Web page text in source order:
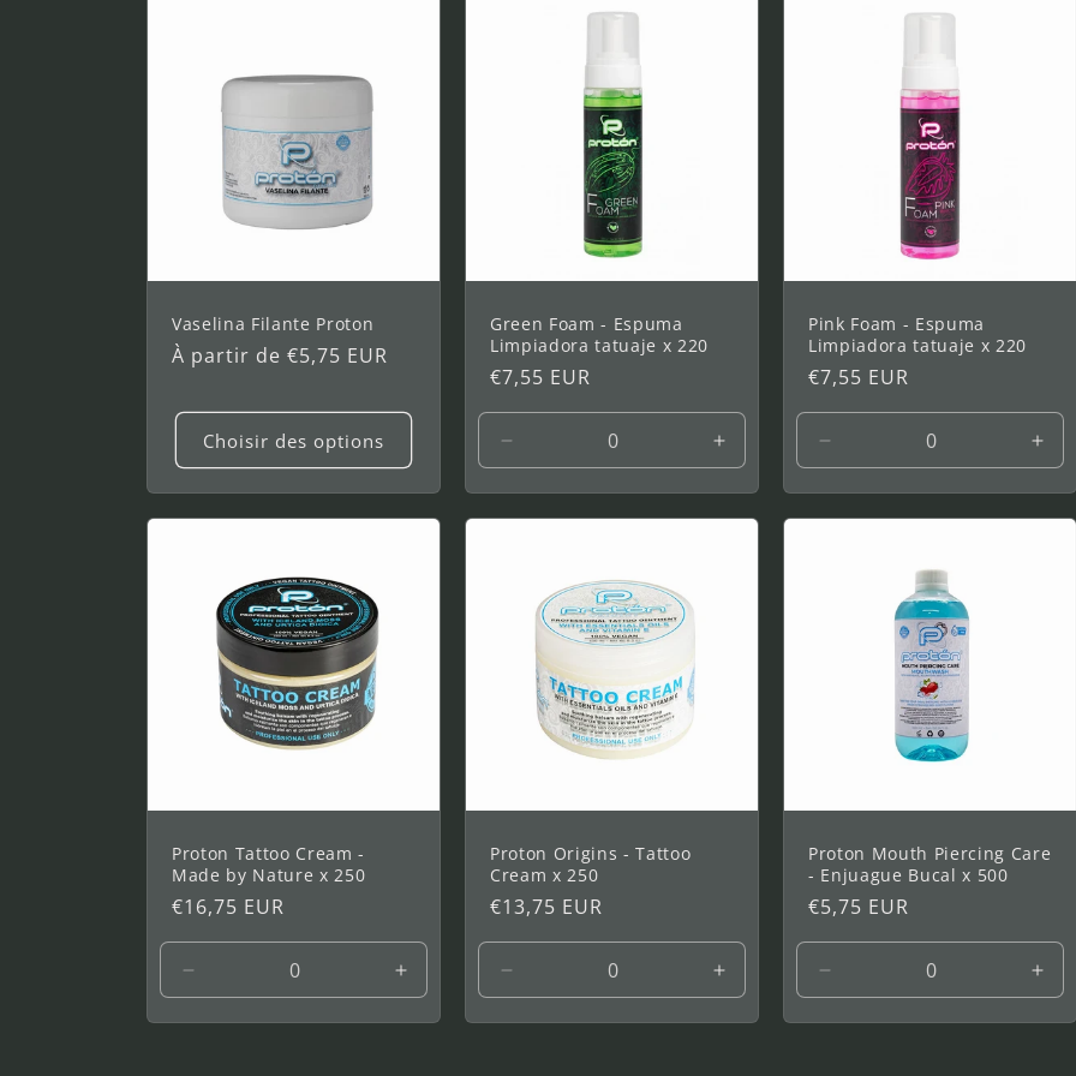
Vaselina Filante Proton
Prix
À partir de €5,75 EUR
Choisir des options
Green Foam - Espuma
Limpiadora tatuaje x 220
Prix
habituel
€7,55 EUR
la
quantité
de
Augmenter
la
quantité
de
Pink Foam - Espuma
Limpiadora tatuaje x 220
Prix
habituel
€7,55 EUR
la
quantité
de
la
de
Proton Tattoo Cream -
Made by Nature x 250
Prix
habituel
€16,75 EUR
la
quantité
Augmenter
la
quantité
Proton Origins - Tattoo
Cream x 250
Prix
habituel
€13,75 EUR
la
quantité
Augmenter
la
quantité
Proton Mouth Piercing Care
- Enjuague Bucal x 500
Prix
habituel
€5,75 EUR
la
quantité
la